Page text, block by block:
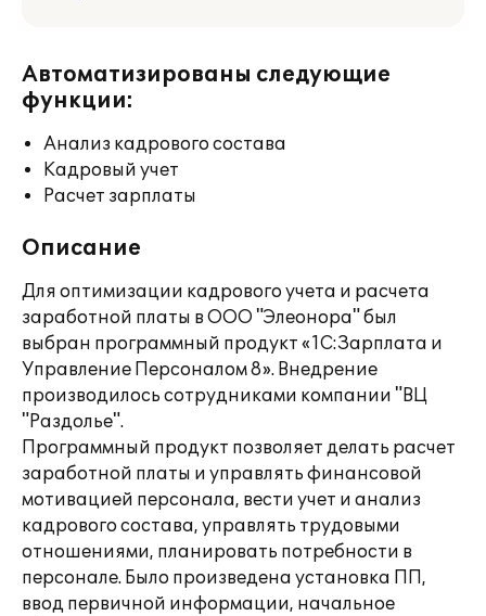
Автоматизированы следующие
функции:
Анализ кадрового состава
Кадровый учет
Расчет зарплаты
Описание
Для оптимизации кадрового учета и расчета
заработной платы в ООО "Элеонора" был
выбран программный продукт «1С:Зарплата и
Управление Персоналом 8». Внедрение
производилось сотрудниками компании "ВЦ
"Раздолье".
Программный продукт позволяет делать расчет
заработной платы и управлять финансовой
мотивацией персонала, вести учет и анализ
кадрового состава, управлять трудовыми
отношениями, планировать потребности в
персонале. Было произведена установка ПП,
ввод первичной информации, начальное